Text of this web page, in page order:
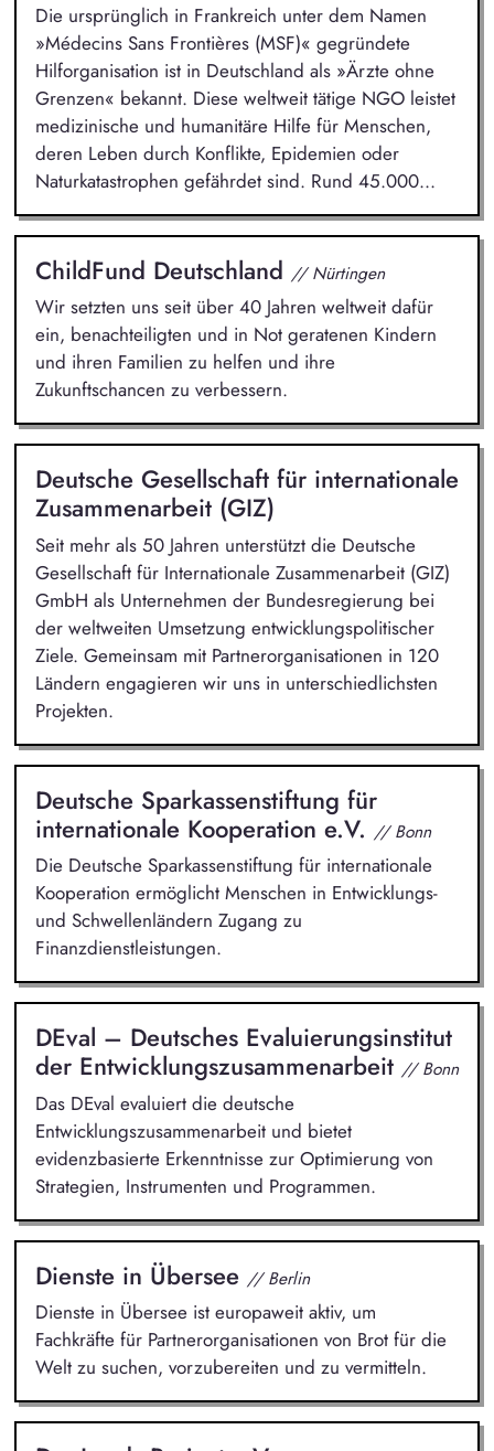
Die ursprünglich in Frankreich unter dem Namen
»Médecins Sans Frontières (MSF)« gegründete
Hilforganisation ist in Deutschland als »Ärzte ohne
Grenzen« bekannt. Diese weltweit tätige NGO leistet
medizinische und humanitäre Hilfe für Menschen,
deren Leben durch Konflikte, Epidemien oder
Naturkatastrophen gefährdet sind. Rund 45.000...
ChildFund Deutschland // Nürtingen
Wir setzten uns seit über 40 Jahren weltweit dafür
ein, benachteiligten und in Not geratenen Kindern
und ihren Familien zu helfen und ihre
Zukunftschancen zu verbessern.
Deutsche Gesellschaft für internationale
Zusammenarbeit (GIZ)
Seit mehr als 50 Jahren unterstützt die Deutsche
Gesellschaft für Internationale Zusammenarbeit (GIZ)
GmbH als Unternehmen der Bundesregierung bei
der weltweiten Umsetzung entwicklungspolitischer
Ziele. Gemeinsam mit Partnerorganisationen in 120
Ländern engagieren wir uns in unterschiedlichsten
Projekten.
Deutsche Sparkassenstiftung für
internationale Kooperation e.V. // Bonn
Die Deutsche Sparkassenstiftung für internationale
Kooperation ermöglicht Menschen in Entwicklungs-
und Schwellenländern Zugang zu
Finanzdienstleistungen.
DEval – Deutsches Evaluierungsinstitut
der Entwicklungszusammenarbeit // Bonn
Das DEval evaluiert die deutsche
Entwicklungszusammenarbeit und bietet
evidenzbasierte Erkenntnisse zur Optimierung von
Strategien, Instrumenten und Programmen.
Dienste in Übersee // Berlin
Dienste in Übersee ist europaweit aktiv, um
Fachkräfte für Partnerorganisationen von Brot für die
Welt zu suchen, vorzubereiten und zu vermitteln.